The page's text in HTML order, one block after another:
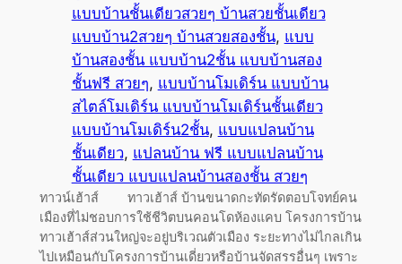
แบบบ้านชั้นเดียวสวยๆ บ้านสวยชั้นเดียว
แบบบ้าน2สวยๆ บ้านสวยสองชั้น, แบบ
บ้านสองชั้น แบบบ้าน2ชั้น แบบบ้านสอง
ชั้นฟรี สวยๆ, แบบบ้านโมเดิร์น แบบบ้าน
สไตล์โมเดิร์น แบบบ้านโมเดิร์นชั้นเดียว
แบบบ้านโมเดิร์น2ชั้น, แบบแปลนบ้าน
ชั้นเดียว, แปลนบ้าน ฟรี แบบแปลนบ้าน
ชั้นเดียว แบบแปลนบ้านสองชั้น สวยๆ
ทาวน์เฮ้าส์ ทาวเฮ้าส์ บ้านขนาดกะทัดรัดตอบโจทย์คน
เมืองที่ไม่ชอบการใช้ชีวิตบนคอนโดห้องแคบ โครงการบ้าน
ทาวเฮ้าส์ส่วนใหญ่จะอยู่บริเวณตัวเมือง ระยะทางไม่ไกลเกิน
ไปเหมือนกับโครงการบ้านเดี่ยวหรือบ้านจัดสรรอื่นๆ เพราะ